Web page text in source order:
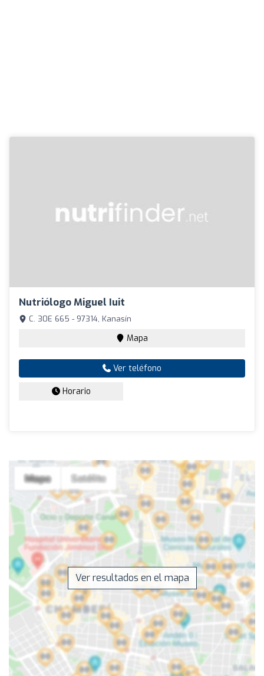
Nutriólogo Miguel Iuit
C. 30E 665 - 97314, Kanasín
Mapa
Ver teléfono
Horario
Ver resultados en el mapa